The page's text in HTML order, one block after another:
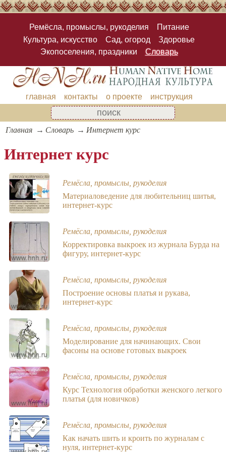
Ремёсла, промыслы, рукоделия
Питание
Культура, искусство
Сад, огород
Здоровье
Экопоселения, праздники
Словарь
главная контакты о проекте инструкция
Главная Словарь Интернет курс
Интернет курс
Ремёсла, промыслы, рукоделия
Материаловедение для любительниц шитья,
интернет-курс
Ремёсла, промыслы, рукоделия
Корректировка выкроек из журнала Бурда на
фигуру, интернет-курс
Ремёсла, промыслы, рукоделия
Построение основы платья и рукава,
интернет-курс
Ремёсла, промыслы, рукоделия
Моделирование для начинающих. Свои
фасоны на основе готовых выкроек
Ремёсла, промыслы, рукоделия
Курс Технология обработки женского легкого
платья (для новичков)
Ремёсла, промыслы, рукоделия
Как начать шить и кроить по журналам с
нуля, интернет-курс